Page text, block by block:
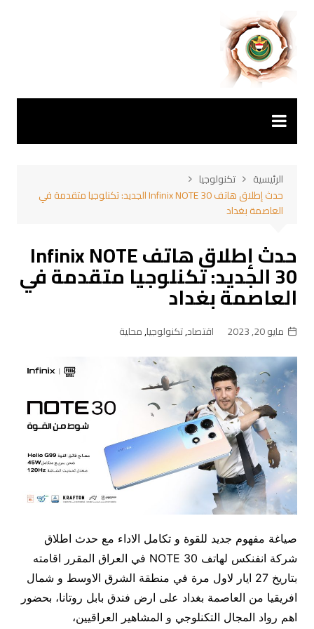
المحتوى
الرئيسية
تكنولوجيا
حدث إطلاق هاتف Infinix NOTE 30 الجديد: تكنلوجيا متقدمة في
العاصمة بغداد
حدث إطلاق هاتف Infinix NOTE
30 الجديد: تكنلوجيا متقدمة في
العاصمة بغداد
مايو 20, 2023 اقتصاد,تكنولوجيا,محلية
صياغة مفهوم جديد للقوة و تكامل الاداء مع حدث اطلاق
شركة انفنكس لهاتف NOTE 30 في العراق المقرر اقامته
بتاريخ 27 ايار لاول مرة في منطقة الشرق الاوسط و شمال
افريقيا من العاصمة بغداد على ارض فندق بابل روتانا، بحضور
اهم رواد المجال التكنلوجي و المشاهير العراقيين،